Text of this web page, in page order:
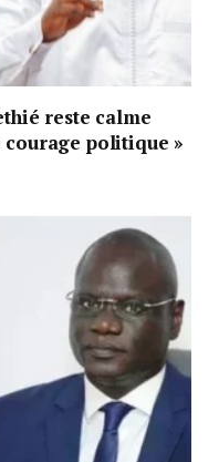
reste calme
courage politique »